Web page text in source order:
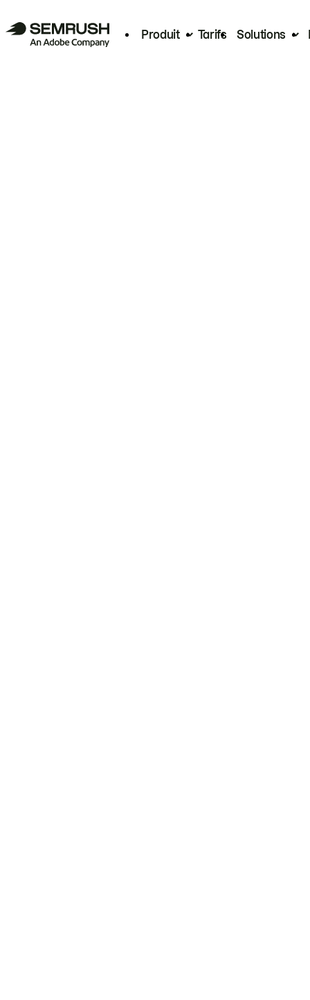
Produit Tarifs Solutions